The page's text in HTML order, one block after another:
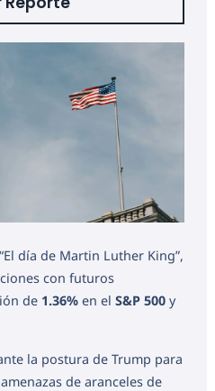
día de Martin Luther King”,
con futuros
de 1.36% en el S&P 500 y
la postura de Trump para
de aranceles de